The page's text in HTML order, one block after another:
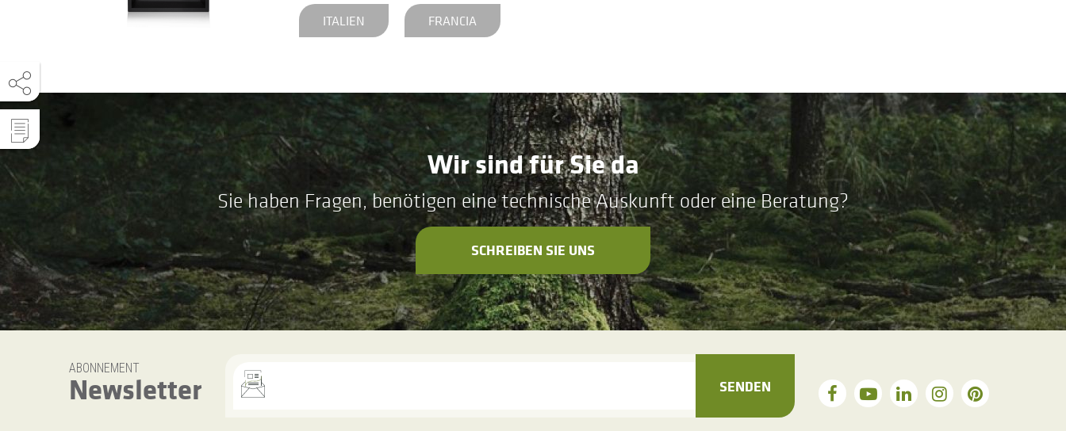
ITALIEN FRANCIA
Wir sind für Sie da
Sie haben Fragen, benötigen eine technische Auskunft oder eine Beratung?
SCHREIBEN SIE UNS
ABONNEMENT
Newsletter SENDEN